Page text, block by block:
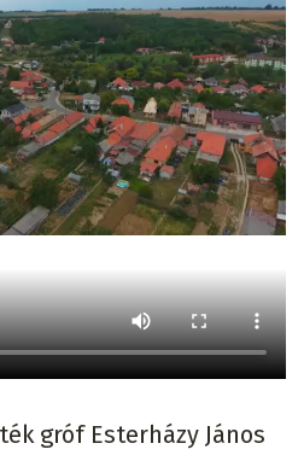
gróf Esterházy János